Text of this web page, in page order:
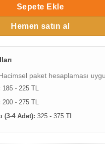
Sepete Ekle
Hemen satın al
paket hesaplaması
185 - 225 TL
200 - 275 TL
(3-4 Adet): 325 - 375 TL